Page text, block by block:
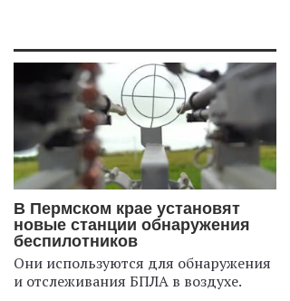
В Пермском крае установят
новые станции обнаружения
беспилотников
Они используются для обнаружения
и отслеживания БПЛА в воздухе.